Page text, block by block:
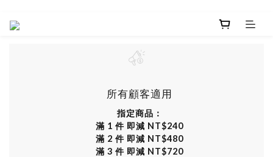
所有顧客適用
指定商品：
滿 1 件 即減 NT$240
滿 2 件 即減 NT$480
滿 3 件 即減 NT$720